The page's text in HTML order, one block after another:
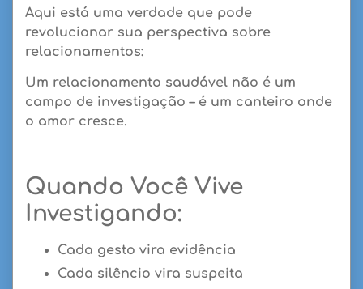
Aqui está uma verdade que pode
revolucionar sua perspectiva sobre
relacionamentos:
Um relacionamento saudável não é um
campo de investigação – é um canteiro onde
o amor cresce.
Quando Você Vive
Investigando:
Cada gesto vira evidência
Cada silêncio vira suspeita